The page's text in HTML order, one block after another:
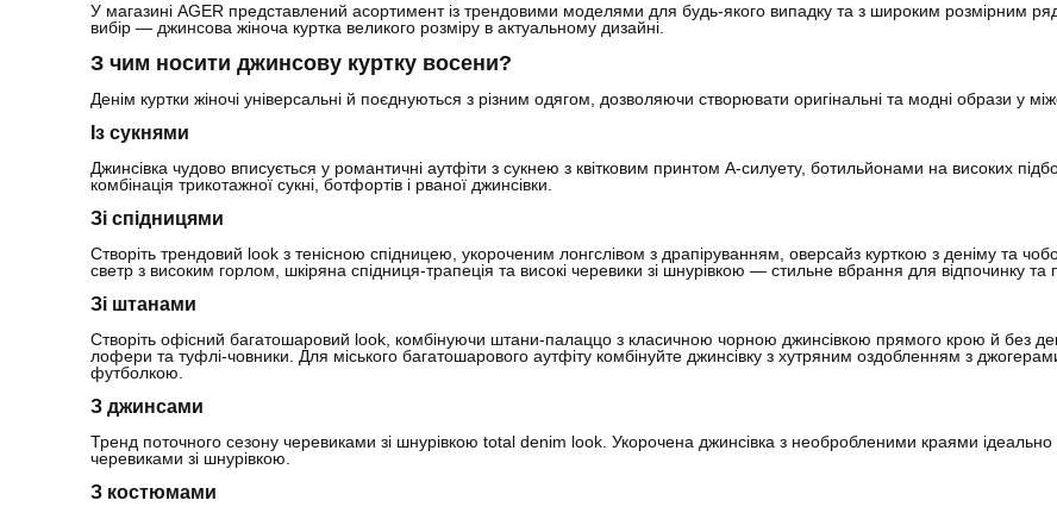
У магазині AGER представлений асортимент із трендовими моделями для будь-якого випадку та з широким розмірним
вибір — джинсова жіноча куртка великого розміру в актуальному дизайні.
З чим носити джинсову куртку восени?
Денім куртки жіночі універсальні й поєднуються з різним одягом, дозволяючи створювати оригінальні та модні образи у
Із сукнями
Джинсівка чудово вписується у романтичні аутфіти з сукнею з квітковим принтом А-силуету, ботильйонами на високих
комбінація трикотажної сукні, ботфортів і рваної джинсівки.
Зі спідницями
Створіть трендовий look з тенісною спідницею, укороченим лонгслівом з драпіруванням, оверсайз курткою з деніму та
светр з високим горлом, шкіряна спідниця-трапеція та високі черевики зі шнурівкою — стильне вбрання для відпочинку та
Зі штанами
Створіть офісний багатошаровий look, комбінуючи штани-палаццо з класичною чорною джинсівкою прямого крою й без
лофери та туфлі-човники. Для міського багатошарового аутфіту комбінуйте джинсівку з хутряним оздобленням з
футболкою.
З джинсами
Тренд поточного сезону черевиками зі шнурівкою total denim look. Укорочена джинсівка з необробленими краями
черевиками зі шнурівкою.
З костюмами